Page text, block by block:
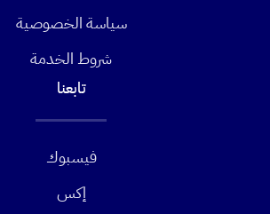
سياسة الخصوصية
شروط الخدمة
تابعنا
فيسبوك
إكس